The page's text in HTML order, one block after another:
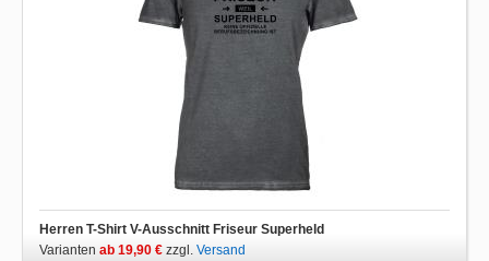
Herren T-Shirt V-Ausschnitt Friseur Superheld
Varianten ab 19,90 € zzgl. Versand